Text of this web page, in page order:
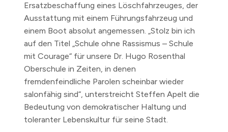
Ersatzbeschaffung eines Löschfahrzeuges, der
Ausstattung mit einem Führungsfahrzeug und
einem Boot absolut angemessen. „Stolz bin ich
auf den Titel „Schule ohne Rassismus – Schule
mit Courage“ für unsere Dr. Hugo Rosenthal
Oberschule in Zeiten, in denen
fremdenfeindliche Parolen scheinbar wieder
salonfähig sind“, unterstreicht Steffen Apelt die
Bedeutung von demokratischer Haltung und
toleranter Lebenskultur für seine Stadt.